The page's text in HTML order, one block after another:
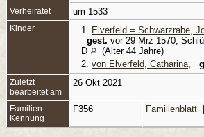
Verheiratet um 1533
Kinder 1. Elverfeld = Schwarzrabe,
gest. vor 29 Mrz 1570,
D
(Alter 44 Jahre)
2. von Elverfeld, Catharina
Zuletzt
bearbeitet am
26 Okt 2021
Familien-
Kennung
F356 Familienblatt